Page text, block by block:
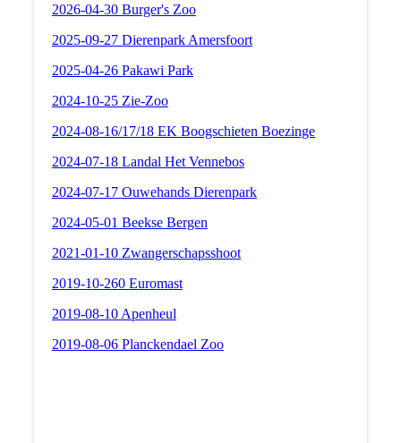
2026-04-30 Burger's Zoo
2025-09-27 Dierenpark Amersfoort
2025-04-26 Pakawi Park
2024-10-25 Zie-Zoo
2024-08-16/17/18 EK Boogschieten Boezinge
2024-07-18 Landal Het Vennebos
2024-07-17 Ouwehands Dierenpark
2024-05-01 Beekse Bergen
2021-01-10 Zwangerschapsshoot
2019-10-260 Euromast
2019-08-10 Apenheul
2019-08-06 Planckendael Zoo